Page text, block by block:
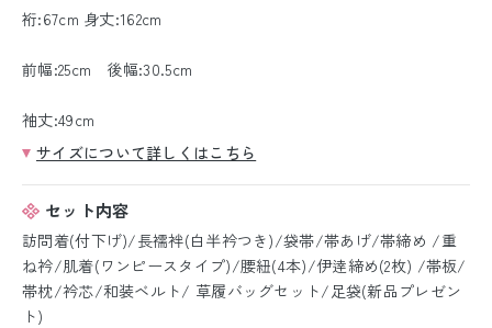
裄:67cm 身丈:162cm
前幅:25cm 後幅:30.5cm
袖丈:49cm
サイズについて詳しくはこちら
セット内容
訪問着(付下げ)/長襦袢(白半衿つき)/袋帯/帯あげ/帯締め /重
ね衿/肌着(ワンピースタイプ)/腰紐(4本)/伊逹締め(2枚) /帯板/
帯枕/衿芯/和装ベルト/ 草履バッグセット/足袋(新品プレゼン
ト)